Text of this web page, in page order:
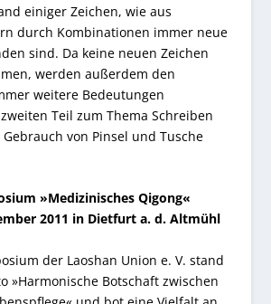
einiger Zeichen, wie aus
durch Kombinationen immer neue
sind. Da keine neuen Zeichen
werden außerdem den
weitere Bedeutungen
Teil zum Thema Schreiben
von Pinsel und Tusche
»Medizinisches Qigong«
2011 in Dietfurt a. d. Altmühl
der Laoshan Union e. V. stand
»Harmonische Botschaft zwischen